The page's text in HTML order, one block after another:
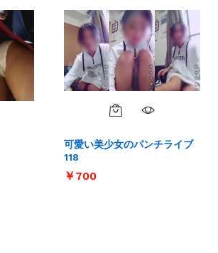
可愛い美少女のパンチライブ
118
￥700
￥700